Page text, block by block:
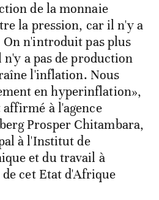
de la monnaie
la pression, car il n'y a
n'introduit pas plus
a pas de production
l'inflation. Nous
en hyperinflation»,
à l'agence
Prosper Chitambara,
à l'Institut de
et du travail à
cet Etat d'Afrique